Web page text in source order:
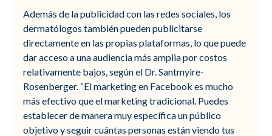
Además de la publicidad con las redes sociales, los
dermatólogos también pueden publicitarse
directamente en las propias plataformas, lo que puede
dar acceso a una audiencia más amplia por costos
relativamente bajos, según el Dr. Santmyire-
Rosenberger. “El marketing en Facebook es mucho
más efectivo que el marketing tradicional. Puedes
establecer de manera muy específica un público
objetivo y seguir cuántas personas están viendo tus